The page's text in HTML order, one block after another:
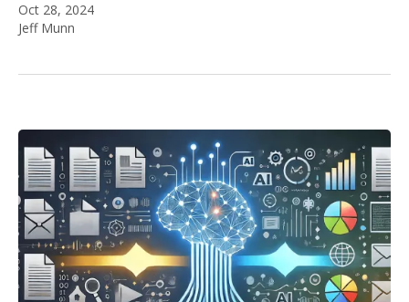
Oct 28, 2024
Jeff Munn